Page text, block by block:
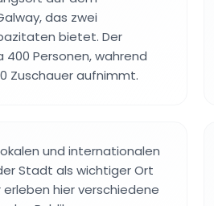
das zwei
bietet. Der
Personen, wahrend
Zuschauer aufnimmt.
und internationalen
Stadt als wichtiger Ort
erleben hier verschiedene